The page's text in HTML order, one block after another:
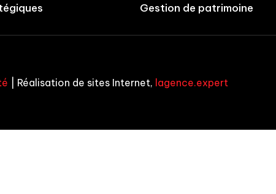
Gestion de patrimoine
| Réalisation de sites Internet, lagence.expert